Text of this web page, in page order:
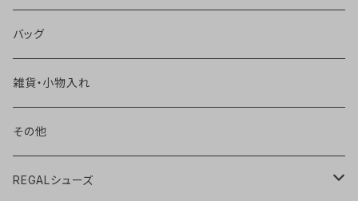
バッグ
雑貨・小物入れ
その他
REGALシューズ